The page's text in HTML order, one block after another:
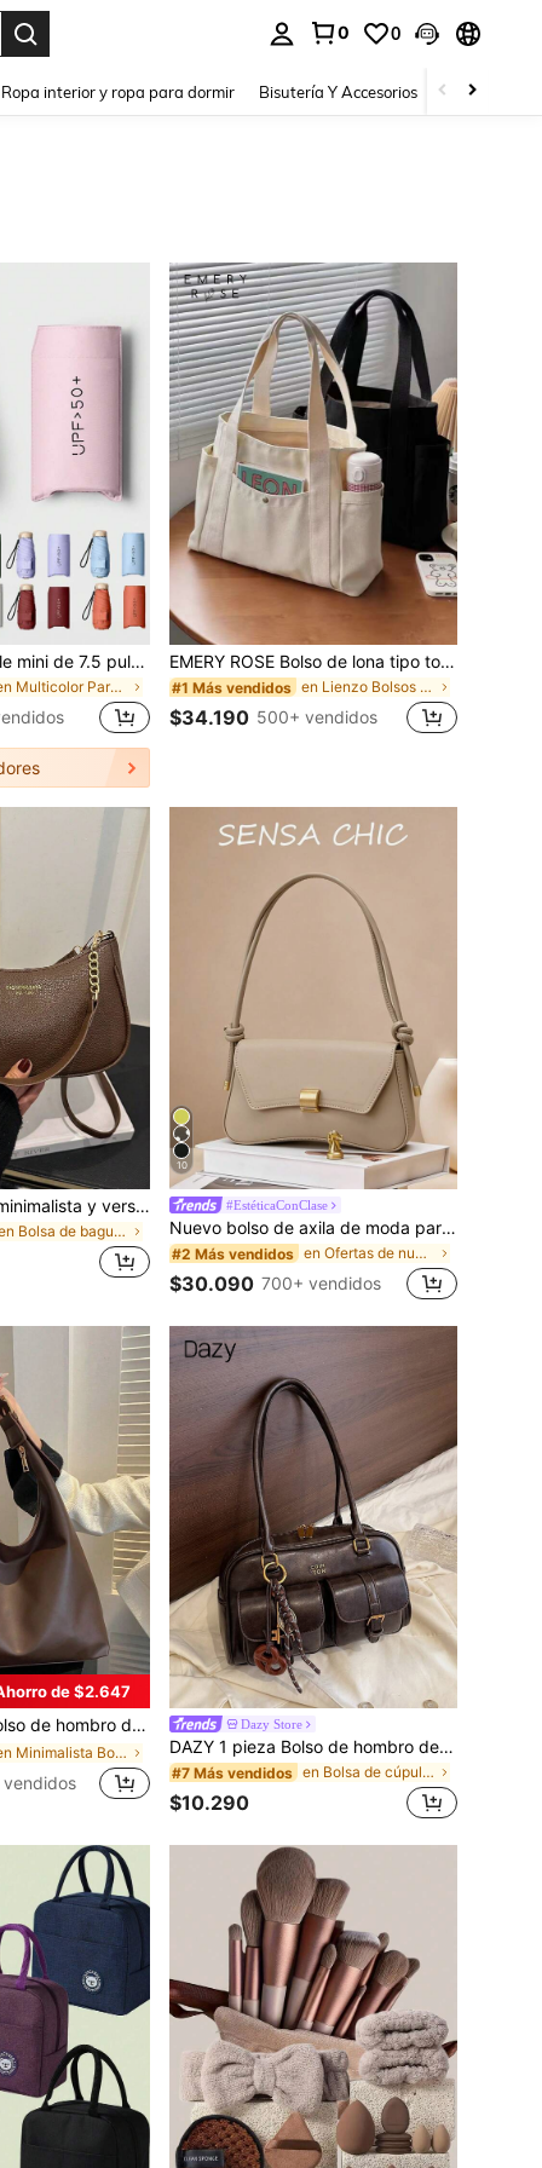
0 0
Ropa interior y ropa para dormir Bisutería Y Accesorios Zapatos
Paraguas plegable mini de 7.5 pulgadas/19 cm, paraguas para mujeres, paraguas portátil para exteriores, paraguas con protección UV y bolsa de transporte, viaje, ligero
en Multicolor Paraguas
EMERY ROSE Bolso de lona tipo tote de gran capacidad de la marca X Milania para mujeres, reutilizable, adecuado para uso diario y viajes, bolso de estudiante, diseño de múltiples compartimentos, ideal para la playa
#1 Más vendidos en Lienzo Bolsos De Mano Para Mujer
$34.190 500+ vendidos
Bolso bandolera minimalista y versátil de unicolor con letra para mujeres, elegante bolso de cadena para el hombro, adecuado para compras, billetera, compras, mujeres jóvenes, estudiantes universitarios, recién casados, oficinistas. Ideal para oficina, escuela, trabajo, negocios, viajes, actividades al aire libre y otras ocasiones.
en Bolsa de baguette Crossbody de mujer
10
#EstéticaConClase
Nuevo bolso de axila de moda para mujer, bolso de punto con diseño de decoración de hebilla de metal personalizada, bolso de hombro, estilo premium de PU de unicolor
#2 Más vendidos en Ofertas de nueva llegada Bolsos De Hombro De Mu
$30.090 700+ vendidos
de $2.647
gran capacidad y unicolor vintage, bolso cruzado multifuncional, bolso de mano, bolso cruzado de gran capacidad, bolso de trabajo casual (el color y la imagen pueden variar ligeramente), bolso retro
en Minimalista Bolsos De Hombro De Mujer
Dazy Store
DAZY 1 pieza Bolso de hombro de mujer de unicolor retro de piel de PU con múltiples bolsillos, gran capacidad, viene con un accesorio colgante desmontable (el accesorio colgante puede variar ligeramente)
#7 Más vendidos en Bolsa de cúpula Bolsos De Hombro De Mujer
$10.290